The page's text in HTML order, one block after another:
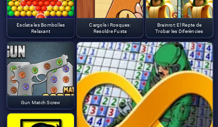
Esclata les Bombolles
Relaxant
Cargols i Rosques:
Resoldre Fusta
Brainrot: El Repte de
Trobar les Diferències
Gun Match Screw